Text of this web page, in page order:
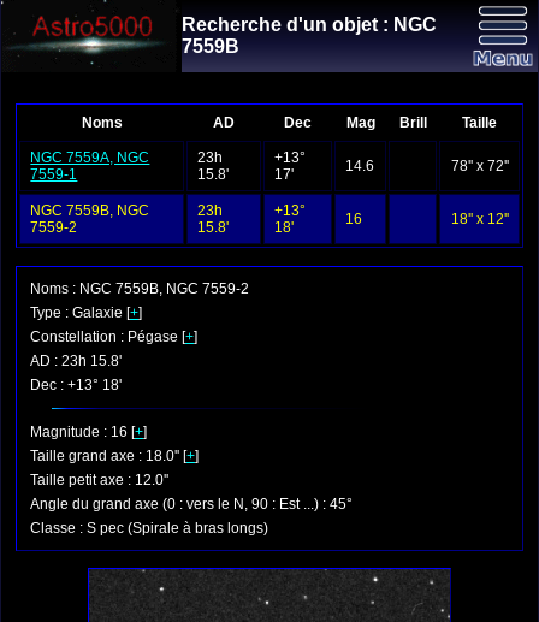
Recherche d'un objet : NGC
7559B
Noms AD Dec Mag Brill Taille
NGC 7559A, NGC
7559-1
23h
15.8'
+13°
17'
14.6 78'' x 72''
NGC 7559B, NGC
7559-2
23h
15.8'
+13°
18'
16 18'' x 12''
Noms : NGC 7559B, NGC 7559-2
Type : Galaxie [+]
Constellation : Pégase [+]
AD : 23h 15.8'
Dec : +13° 18'
Magnitude : 16 [+]
Taille grand axe : 18.0'' [+]
Taille petit axe : 12.0''
Angle du grand axe (0 : vers le N, 90 : Est ...) : 45°
Classe : S pec (Spirale à bras longs)